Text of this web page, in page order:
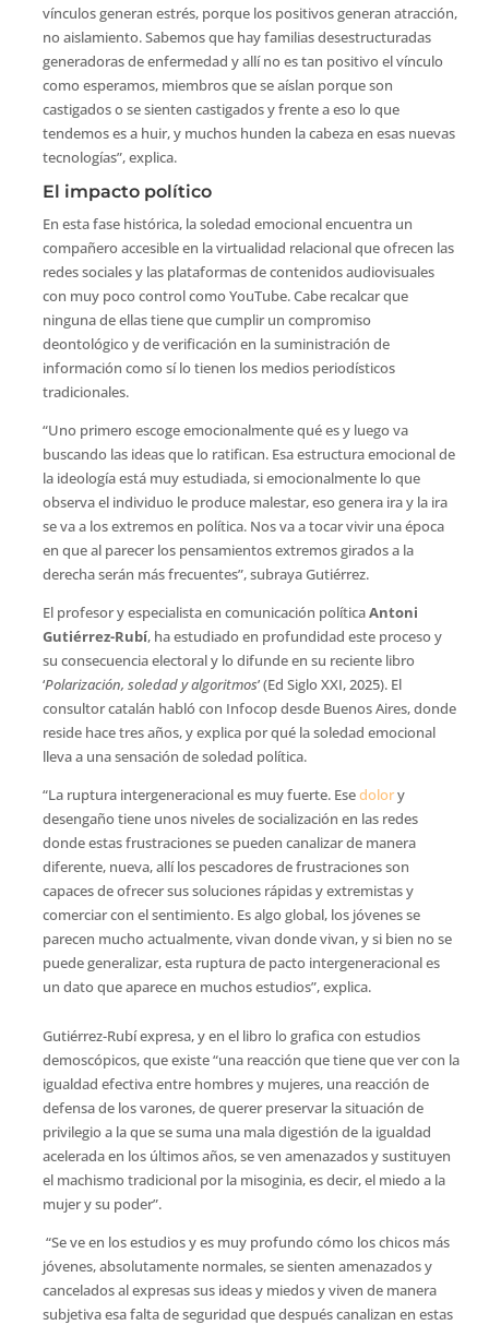
vínculos generan estrés, porque los positivos generan atracción,
no aislamiento. Sabemos que hay familias desestructuradas
generadoras de enfermedad y allí no es tan positivo el vínculo
como esperamos, miembros que se aíslan porque son
castigados o se sienten castigados y frente a eso lo que
tendemos es a huir, y muchos hunden la cabeza en esas nuevas
tecnologías”, explica.
El impacto político
En esta fase histórica, la soledad emocional encuentra un
compañero accesible en la virtualidad relacional que ofrecen las
redes sociales y las plataformas de contenidos audiovisuales
con muy poco control como YouTube. Cabe recalcar que
ninguna de ellas tiene que cumplir un compromiso
deontológico y de verificación en la suministración de
información como sí lo tienen los medios periodísticos
tradicionales.
“Uno primero escoge emocionalmente qué es y luego va
buscando las ideas que lo ratifican. Esa estructura emocional de
la ideología está muy estudiada, si emocionalmente lo que
observa el individuo le produce malestar, eso genera ira y la ira
se va a los extremos en política. Nos va a tocar vivir una época
en que al parecer los pensamientos extremos girados a la
derecha serán más frecuentes”, subraya Gutiérrez.
El profesor y especialista en comunicación políticaAntoni
Gutiérrez-Rubí, ha estudiado en profundidad este proceso y
su consecuencia electoral y lo difunde en su reciente libro
‘Polarización, soledad y algoritmos’ (Ed Siglo XXI, 2025). El
consultor catalán habló con Infocop desde Buenos Aires, donde
reside hace tres años, y explica por qué la soledad emocional
lleva a una sensación de soledad política.
“La ruptura intergeneracional es muy fuerte. Esedolory
desengaño tiene unos niveles de socialización en las redes
donde estas frustraciones se pueden canalizar de manera
diferente, nueva, allí los pescadores de frustraciones son
capaces de ofrecer sus soluciones rápidas y extremistas y
comerciar con el sentimiento. Es algo global, los jóvenes se
parecen mucho actualmente, vivan donde vivan, y si bien no se
puede generalizar, esta ruptura de pacto intergeneracional es
un dato que aparece en muchos estudios”, explica.
Gutiérrez-Rubí expresa, y en el libro lo grafica con estudios
demoscópicos, que existe “una reacción que tiene que ver con la
igualdad efectiva entre hombres y mujeres, una reacción de
defensa de los varones, de querer preservar la situación de
privilegio a la que se suma una mala digestión de la igualdad
acelerada en los últimos años, se ven amenazados y sustituyen
el machismo tradicional por la misoginia, es decir, el miedo a la
mujer y su poder”.
“Se ve en los estudios y es muy profundo cómo los chicos más
jóvenes, absolutamente normales, se sienten amenazados y
cancelados al expresas sus ideas y miedos y viven de manera
subjetiva esa falta de seguridad que después canalizan en estas